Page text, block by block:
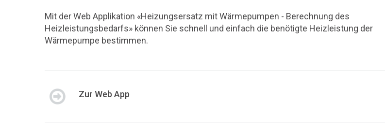
Mit der Web Applikation «Heizungsersatz mit Wärmepumpen - Berechnung des
Heizleistungsbedarfs» können Sie schnell und einfach die benötigte Heizleistung der
Wärmepumpe bestimmen.
Zur Web App